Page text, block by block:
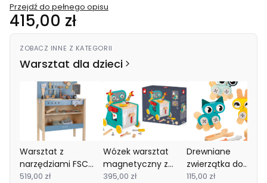
Przejdź do pełnego opisu
Cena
415,00 zł
ZOBACZ INNE Z KATEGORII
Warsztat dla dzieci
Warsztat z
narzędziami FSC
Little Dutch
519,00 zł
Wózek warsztat
magnetyczny z
narzędziami Robot
395,00 zł
Drewniane
zwierzątka do
składania Brico'Kids
115,00 zł